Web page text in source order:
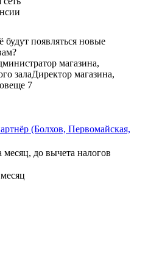
появляться новые
магазина,
залаДиректор магазина,
еще 7
(Болхов, Первомайская,
месяц, до вычета налогов